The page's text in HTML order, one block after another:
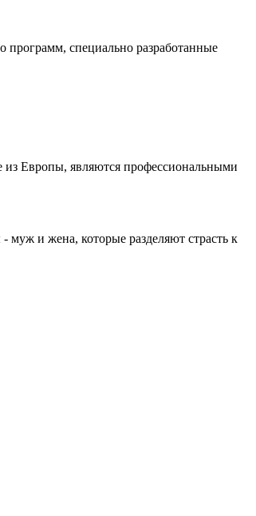
программ, специально разработанные
Европы, являются профессиональными
и жена, которые разделяют страсть к